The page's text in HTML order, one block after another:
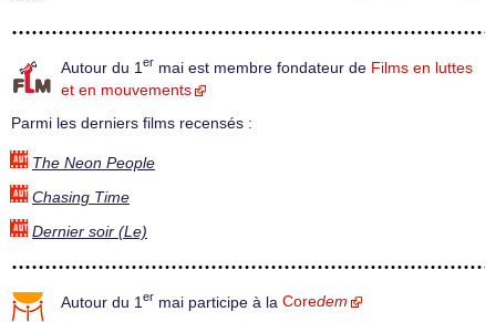
Autour du 1 er mai est membre fondateur de Films en luttes
et en mouvements
Parmi les derniers films recensés :
The Neon People
Chasing Time
Dernier soir (Le)
Autour du 1 er mai participe à la Coredem